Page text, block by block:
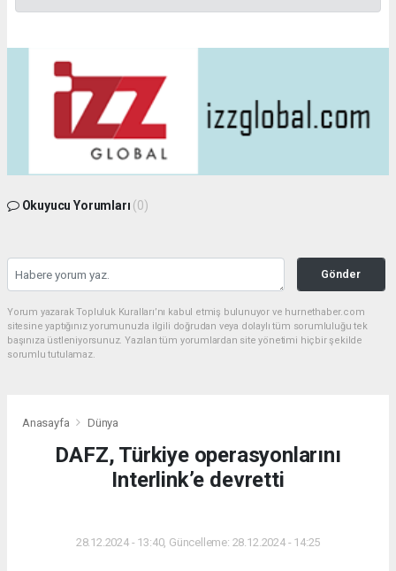
Okuyucu Yorumları (0)
Gönder
Yorum yazarak Topluluk Kuralları’nı kabul etmiş bulunuyor ve hurnethaber.com
sitesine yaptığınız yorumunuzla ilgili doğrudan veya dolaylı tüm sorumluluğu tek
başınıza üstleniyorsunuz. Yazılan tüm yorumlardan site yönetimi hiçbir şekilde
sorumlu tutulamaz.
Anasayfa Dünya
DAFZ, Türkiye operasyonlarını
Interlink’e devretti
28.12.2024 - 13:40, Güncelleme: 28.12.2024 - 14:25